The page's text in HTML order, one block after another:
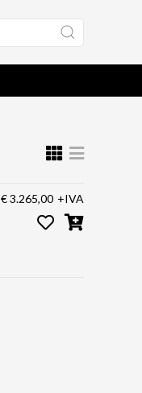
€ 3.265,00 +IVA